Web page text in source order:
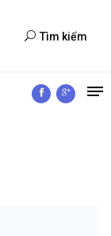
Tìm kiếm